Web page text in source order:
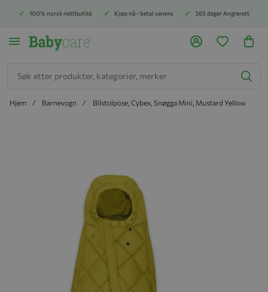
100% norsk nettbutikk Kjøp nå - betal senere 365 dager Angrerett
Hjem Barnevogn Bilstolpose, Cybex, Snøgga Mini, Mustard Yellow